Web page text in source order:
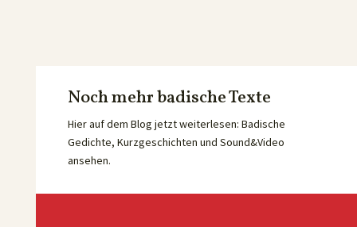
Noch mehr badische Texte
Hier auf dem Blog jetzt weiterlesen: Badische
Gedichte, Kurzgeschichten und Sound&Video
ansehen.